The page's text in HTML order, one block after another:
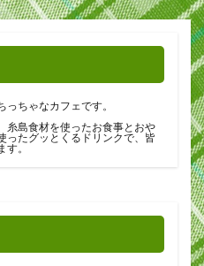
ちゃなカフェです。
糸島食材を使ったお食事とおや
ったグッとくるドリンクで、皆
。